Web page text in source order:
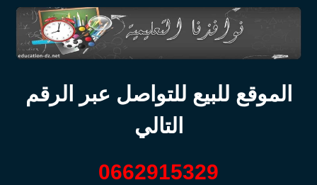
الموقع للبيع للتواصل عبر الرقم
التالي
0662915329